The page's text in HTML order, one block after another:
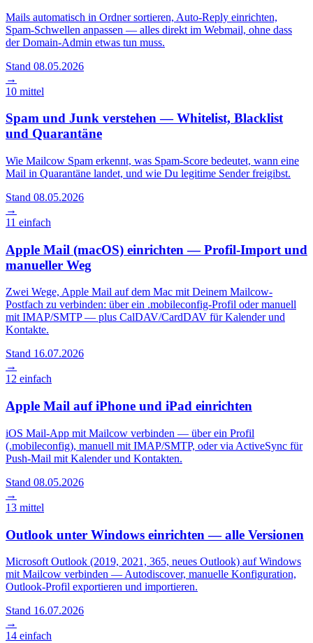
Mails automatisch in Ordner sortieren, Auto-Reply einrichten,
Spam-Schwellen anpassen — alles direkt im Webmail, ohne dass
der Domain-Admin etwas tun muss.
Stand 08.05.2026
→
10 mittel
Spam und Junk verstehen — Whitelist, Blacklist
und Quarantäne
Wie Mailcow Spam erkennt, was Spam-Score bedeutet, wann eine
Mail in Quarantäne landet, und wie Du legitime Sender freigibst.
Stand 08.05.2026
→
11 einfach
Apple Mail (macOS) einrichten — Profil-Import und
manueller Weg
Zwei Wege, Apple Mail auf dem Mac mit Deinem Mailcow-
Postfach zu verbinden: über ein .mobileconfig-Profil oder manuell
mit IMAP/SMTP — plus CalDAV/CardDAV für Kalender und
Kontakte.
Stand 16.07.2026
→
12 einfach
Apple Mail auf iPhone und iPad einrichten
iOS Mail-App mit Mailcow verbinden — über ein Profil
(.mobileconfig), manuell mit IMAP/SMTP, oder via ActiveSync für
Push-Mail mit Kalender und Kontakten.
Stand 08.05.2026
→
13 mittel
Outlook unter Windows einrichten — alle Versionen
Microsoft Outlook (2019, 2021, 365, neues Outlook) auf Windows
mit Mailcow verbinden — Autodiscover, manuelle Konfiguration,
Outlook-Profil exportieren und importieren.
Stand 16.07.2026
→
14 einfach